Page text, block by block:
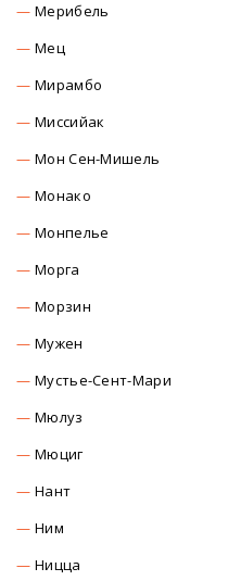
Мерибель
Мец
Мирамбо
Миссийак
Мон Сен-Мишель
Монако
Монпелье
Морга
Морзин
Мужен
Мустье-Сент-Мари
Мюлуз
Мюциг
Нант
Ним
Ницца